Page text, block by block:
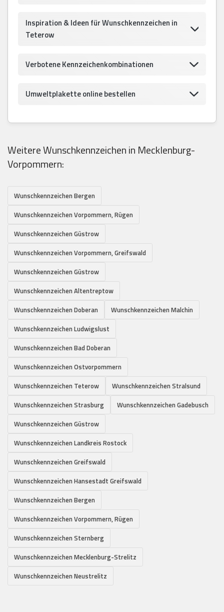
Inspiration & Ideen für Wunschkennzeichen in
Teterow
Verbotene Kennzeichenkombinationen
Umweltplakette online bestellen
Weitere Wunschkennzeichen in Mecklenburg-
Vorpommern:
Wunschkennzeichen Bergen
Wunschkennzeichen Vorpommern, Rügen
Wunschkennzeichen Güstrow
Wunschkennzeichen Vorpommern, Greifswald
Wunschkennzeichen Güstrow
Wunschkennzeichen Altentreptow
Wunschkennzeichen Doberan
Wunschkennzeichen Malchin
Wunschkennzeichen Ludwigslust
Wunschkennzeichen Bad Doberan
Wunschkennzeichen Ostvorpommern
Wunschkennzeichen Teterow
Wunschkennzeichen Stralsund
Wunschkennzeichen Strasburg
Wunschkennzeichen Gadebusch
Wunschkennzeichen Güstrow
Wunschkennzeichen Landkreis Rostock
Wunschkennzeichen Greifswald
Wunschkennzeichen Hansestadt Greifswald
Wunschkennzeichen Bergen
Wunschkennzeichen Vorpommern, Rügen
Wunschkennzeichen Sternberg
Wunschkennzeichen Mecklenburg-Strelitz
Wunschkennzeichen Neustrelitz